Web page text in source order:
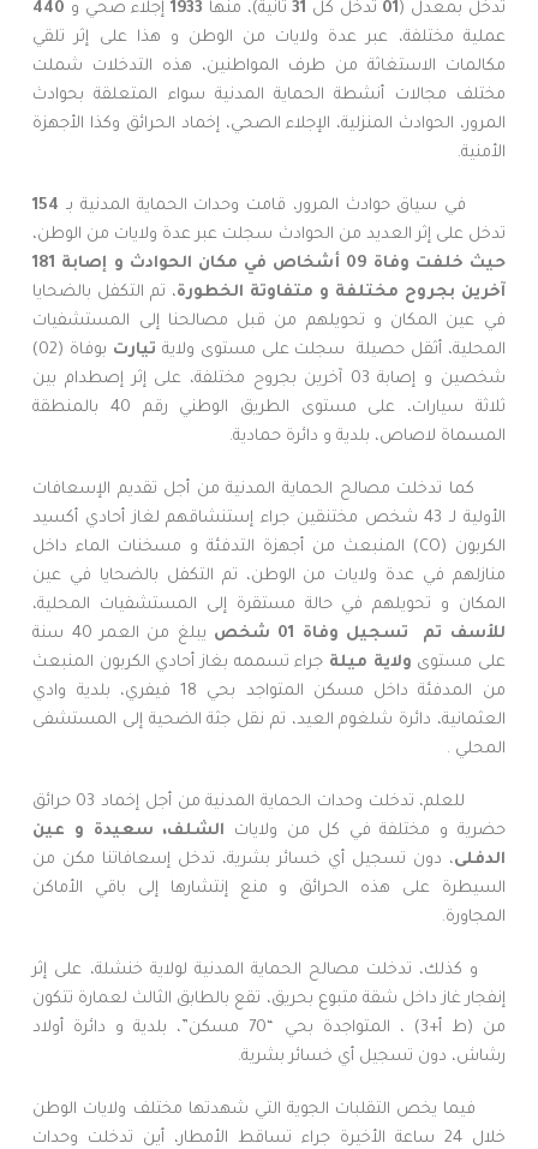
تدخل بمعدل (01 تدخل كل 31ثانية)، منها 1933إجلاء صحي و 440
عملية مختلفة، عبر عدة ولايات من الوطن و هذا على إثر تلقي
مكالمات الاستغاثة من طرف المواطنين، هذه التدخلات شملت
مختلف مجالات أنشطة الحماية المدنية سواء المتعلقة بحوادث
المرور، الحوادث المنزلية، الإجلاء الصحي، إخماد الحرائق وكذا الأجهزة
الأمنية.
في سياق حوادث المرور، قامت وحدات الحماية المدنية بـ 154
تدخل على إثر العديد من الحوادث سجلت عبر عدة ولايات من الوطن،
حيث خلفت وفاة أشخاص في مكان الحوادث و إصابة
آخرين بجروح مختلفة و متفاوتة الخطورة، تم التكفل بالضحايا
في عين المكان و تحويلهم من قبل مصالحنا إلى المستشفيات
المحلية، أثقل حصيلة سجلت على مستوى ولاية تيارت
بوفاة (02)
شخصين و إصابة 03 آخرين بجروح مختلفة، على إثر إصطدام بين
ثلاثة سيارات، على مستوى الطريق الوطني رقم 40 بالمنطقة
المسماة لاصاص، بلدية و دائرة حمادية.
كما تدخلت مصالح الحماية المدنية من أجل تقديم الإسعافات
الأولية لـ 43 شخص مختنقين جراء إستنشاقهم لغاز أحادي أكسيد
الكربون (CO) المنبعث من أجهزة التدفئة و مسخنات الماء داخل
منازلهم في عدة ولايات من الوطن، تم التكفل بالضحايا في عين
المكان و تحويلهم في حالة مستقرة إلى المستشفيات المحلية،
للأسف تم
تسجيل وفاة شخص
يبلغ من العمر 40 سنة
على مستوى ولاية ميلة جراء تسممه بغاز أحادي الكربون المنبعث
من المدفئة داخل مسكن المتواجد بحي 18 فيفري، بلدية وادي
العثمانية، دائرة شلغوم العيد، تم نقل جثة الضحية إلى المستشفى
المحلي .
للعلم، تدخلت وحدات الحماية المدنية من أجل إخماد 03 حرائق
حضرية و مختلفة في كل من ولايات الشلف، سعيدة و عين
الدفلى، دون تسجيل أي خسائر بشرية، تدخل إسعافاتنا مكن من
السيطرة على هذه الحرائق و منع إنتشارها إلى باقي الأماكن
المجاورة.
و كذلك، تدخلت مصالح الحماية المدنية لولاية خنشلة، على إثر
إنفجار غاز داخل شقة متبوع بحريق، تقع بالطابق الثالث لعمارة تتكون
من (ط أ+3) ، المتواجدة بحي “70 مسكن”، بلدية و دائرة أولاد
رشاش، دون تسجيل أي خسائر بشرية.
فيما يخص التقلبات الجوية التي شهدتها مختلف ولايات الوطن
خلال 24 ساعة الأخيرة جراء تساقط الأمطار، أين تدخلت وحدات